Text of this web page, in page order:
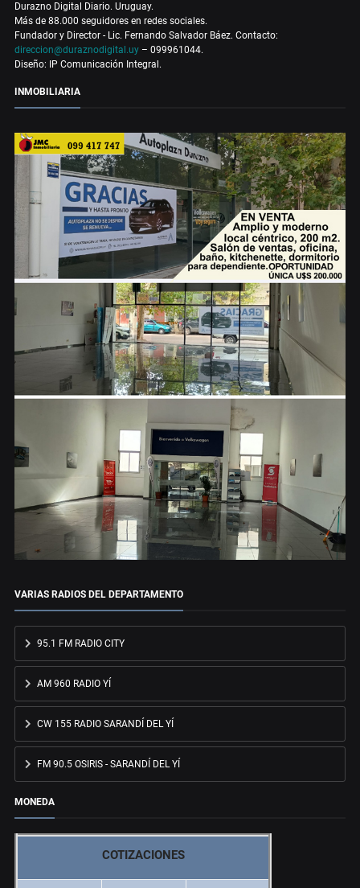
Durazno Digital Diario. Uruguay.
Más de 88.000 seguidores en redes sociales.
Fundador y Director - Lic. Fernando Salvador Báez. Contacto:
direccion@duraznodigital.uy – 099961044.
Diseño: IP Comunicación Integral.
INMOBILIARIA
VARIAS RADIOS DEL DEPARTAMENTO
95.1 FM RADIO CITY
AM 960 RADIO YÍ
CW 155 RADIO SARANDÍ DEL YÍ
FM 90.5 OSIRIS - SARANDÍ DEL YÍ
MONEDA
COTIZACIONES